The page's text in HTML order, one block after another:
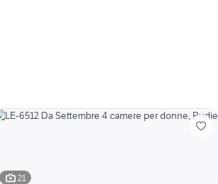
21